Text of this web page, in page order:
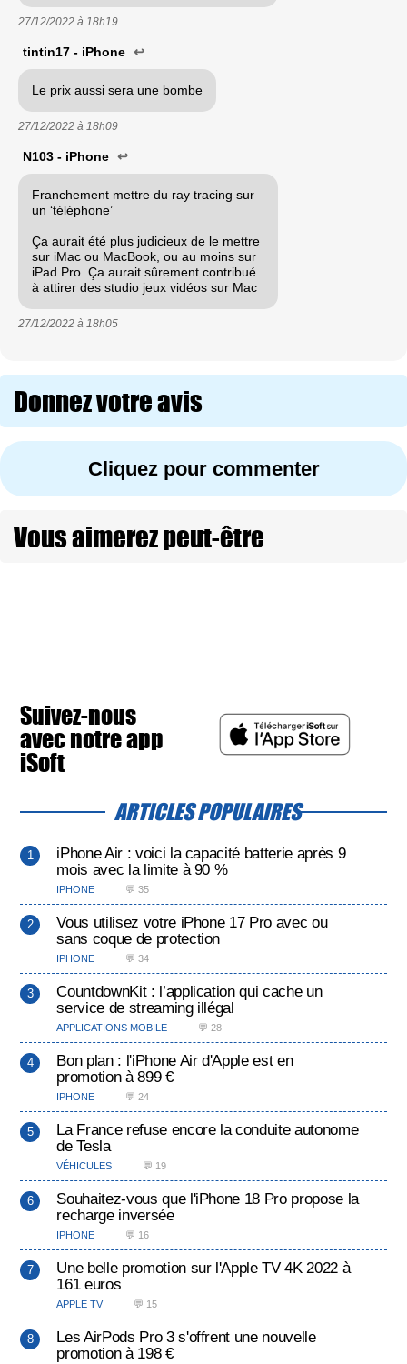
27/12/2022 à 18h19
tintin17 - iPhone ↩
Le prix aussi sera une bombe
27/12/2022 à 18h09
N103 - iPhone ↩
Franchement mettre du ray tracing sur
un ‘téléphone’
Ça aurait été plus judicieux de le mettre
sur iMac ou MacBook, ou au moins sur
iPad Pro. Ça aurait sûrement contribué
à attirer des studio jeux vidéos sur Mac
27/12/2022 à 18h05
Donnez votre avis
Cliquez pour commenter
Vous aimerez peut-être
Suivez-nous
avec notre app
iSoft
ARTICLES POPULAIRES
iPhone Air : voici la capacité batterie après 9
mois avec la limite à 90 %
IPHONE 💬 35
Vous utilisez votre iPhone 17 Pro avec ou
sans coque de protection
IPHONE 💬 34
CountdownKit : l’application qui cache un
service de streaming illégal
APPLICATIONS MOBILE 💬 28
Bon plan : l'iPhone Air d'Apple est en
promotion à 899 €
IPHONE 💬 24
La France refuse encore la conduite autonome
de Tesla
VÉHICULES 💬 19
Souhaitez-vous que l'iPhone 18 Pro propose la
recharge inversée
IPHONE 💬 16
Une belle promotion sur l'Apple TV 4K 2022 à
161 euros
APPLE TV 💬 15
Les AirPods Pro 3 s'offrent une nouvelle
promotion à 198 €